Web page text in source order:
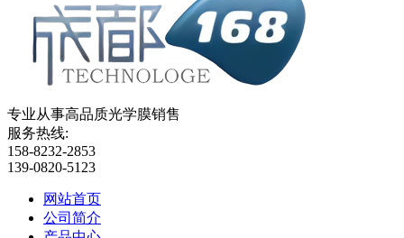
专业从事高品质光学膜销售
服务热线:
158-8232-2853
139-0820-5123
网站首页
公司简介